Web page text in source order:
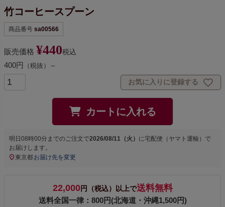
竹コーヒースプーン
商品番号 sa00566
販売価格 ¥440税込
400円 （税抜）～
お気に入りに登録する
カートに入れる
明日08時00分 までのご注文で2026/08/11（火） に 宅配便（ヤマト運輸） で
お届けします。
東京都お届け先を変更
22,000円（税込）以上で送料無料
送料全国一律：800円(北海道・沖縄1,500円)